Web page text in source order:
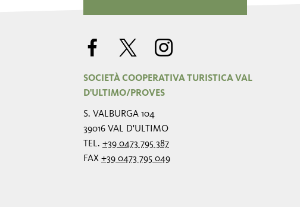
SOCIETÀ COOPERATIVA TURISTICA VAL
D'ULTIMO/PROVES
S. VALBURGA 104
39016 VAL D'ULTIMO
TEL. +39 0473 795 387
FAX +39 0473 795 049